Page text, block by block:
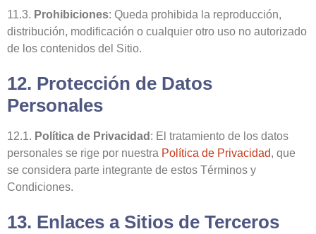
11.3. Prohibiciones: Queda prohibida la reproducción,
distribución, modificación o cualquier otro uso no autorizado
de los contenidos del Sitio.
12. Protección de Datos
Personales
12.1. Política de Privacidad : El tratamiento de los datos
personales se rige por nuestra Política de Privacidad, que
se considera parte integrante de estos Términos y
Condiciones.
13. Enlaces a Sitios de Terceros